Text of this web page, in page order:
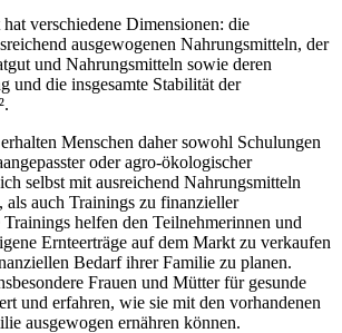
verschiedene Dimensionen: die
ausgewogenen Nahrungsmitteln, der
und Nahrungsmitteln sowie deren
und die insgesamte Stabilität der
Menschen daher sowohl Schulungen
oder agro-ökologischer
selbst mit ausreichend Nahrungsmitteln
als auch Trainings zu finanzieller
helfen den Teilnehmerinnen und
Ernteerträge auf dem Markt zu verkaufen
Bedarf ihrer Familie zu planen.
Frauen und Mütter für gesunde
und erfahren, wie sie mit den vorhandenen
ausgewogen ernähren können.